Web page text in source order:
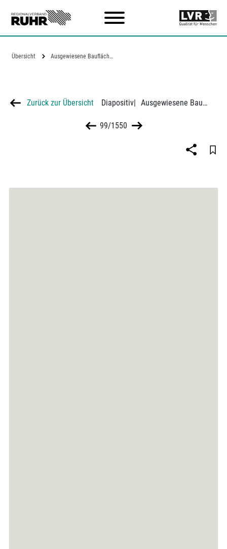
Übersicht Ausgewiesene Bauflächen der Stadt Herne
Zurück zur Übersicht Diapositiv| Ausgewiesene Bauflächen der Stadt Herne
99/1550